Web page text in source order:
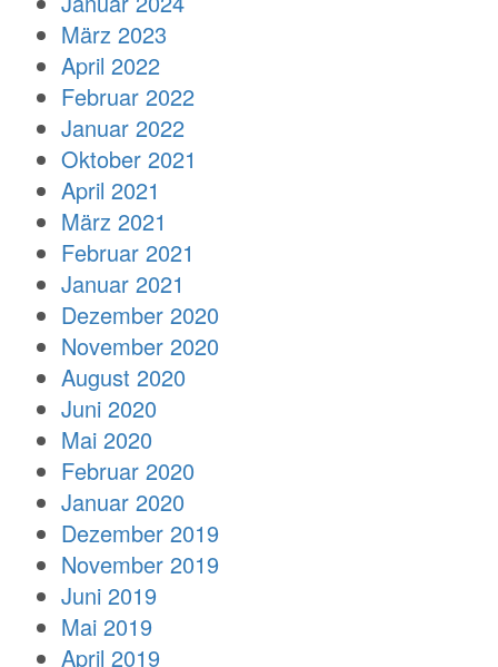
März 2023
April 2022
Februar 2022
Januar 2022
Oktober 2021
April 2021
März 2021
Februar 2021
Januar 2021
Dezember 2020
November 2020
August 2020
Juni 2020
Mai 2020
Februar 2020
Januar 2020
Dezember 2019
November 2019
Juni 2019
Mai 2019
April 2019